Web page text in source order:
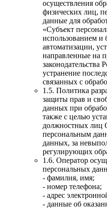
осуществления
физических лиц,
данные для
«Субъект
использованием и
автоматизации,
направленные на
законодательства
устранение
связанных с
1.5. Политика
защиты прав и
данных при
также с целью
должностных лиц
персональным
данных, за
регулирующих
1.6. Оператор
персональных
- фамилия, имя;
- номер телефона;
- адрес
- данные об